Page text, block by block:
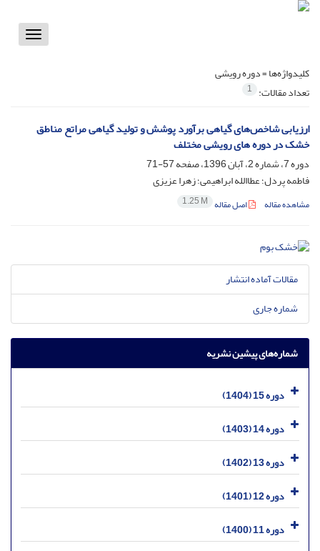
Toggle
کلیدواژه‌ها =دوره رویشی
تعداد مقالات: 1
ارزیابی شاخص‌های گیاهی برآورد پوشش و تولید گیاهی مراتع مناطق
خشک در دوره های رویشی مختلف
دوره 7، شماره 2، آبان 1396، صفحه
57-71
فاطمه پردل؛ عطاالله ابراهیمی؛ زهرا عزیزی
مشاهده مقاله اصل مقاله 1.25 M
مقالات آماده انتشار
شماره جاری
شماره‌های پیشین نشریه
دوره 15 (1404)
دوره 14 (1403)
دوره 13 (1402)
دوره 12 (1401)
دوره 11 (1400)